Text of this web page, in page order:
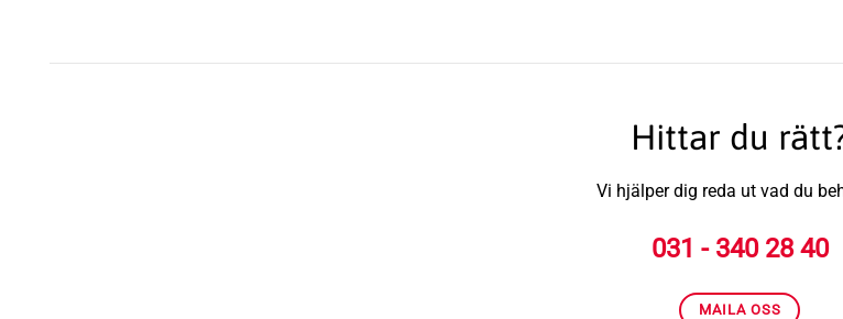
Hittar du
Vi hjälper dig reda ut vad du
031 - 340 28 40
MAILA OSS